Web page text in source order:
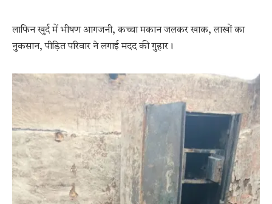
लाफिन खुर्द में भीषण आगजनी, कच्चा मकान जलकर खाक, लाखों का
नुकसान, पीड़ित परिवार ने लगाई मदद की गुहार।